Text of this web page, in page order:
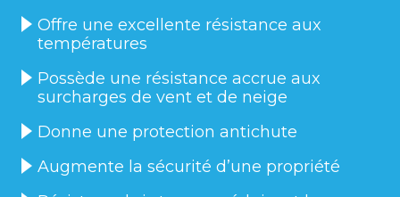
Offre une excellente résistance aux
températures
Possède une résistance accrue aux
surcharges de vent et de neige
Donne une protection antichute
Augmente la sécurité d’une propriété